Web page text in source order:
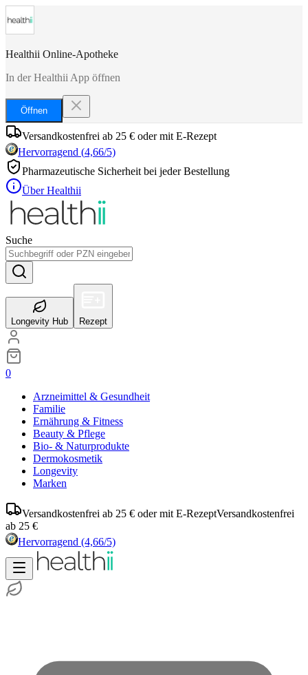
Healthii Online-Apotheke
In der Healthii App öffnen
Öffnen
Versandkostenfrei ab 25 € oder mit E-Rezept
Hervorragend (4,66/5)
Pharmazeutische Sicherheit bei jeder Bestellung
Über Healthii
Suche
Longevity Hub Rezept
0
Arzneimittel & Gesundheit
Familie
Ernährung & Fitness
Beauty & Pflege
Bio- & Naturprodukte
Dermokosmetik
Longevity
Marken
Versandkostenfrei ab 25 € oder mit E-RezeptVersandkostenfrei
ab 25 €
Hervorragend (4,66/5)